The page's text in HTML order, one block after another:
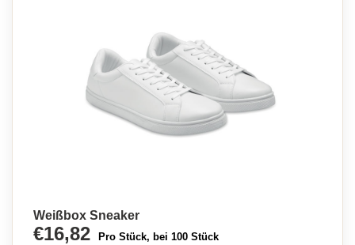
Weißbox Sneaker
€16,82 Pro Stück, bei 100 Stück